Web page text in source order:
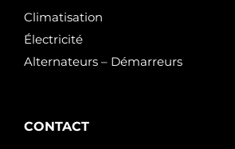
Climatisation
Électricité
Alternateurs – Démarreurs
CONTACT